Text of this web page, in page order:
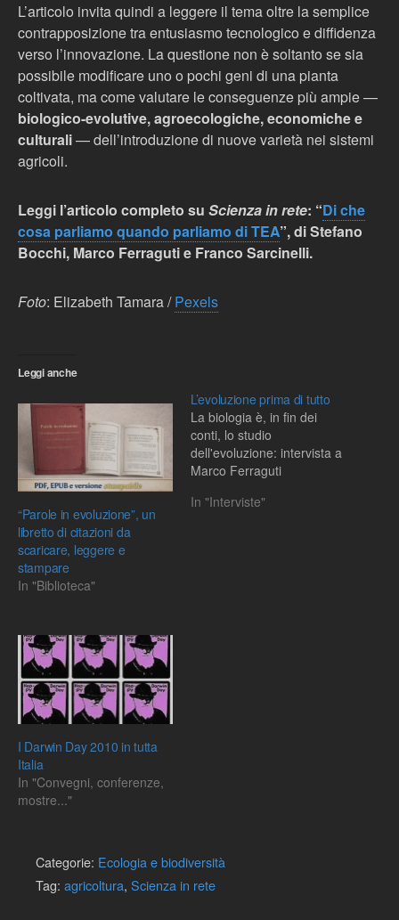
L’articolo invita quindi a leggere il tema oltre la semplice
contrapposizione tra entusiasmo tecnologico e diffidenza
verso l’innovazione. La questione non è soltanto se sia
possibile modificare uno o pochi geni di una pianta
coltivata, ma come valutare le conseguenze più ampie —
biologico-evolutive, agroecologiche, economiche e
culturali— dell’introduzione di nuove varietà nei sistemi
agricoli.
Leggi l’articolo completo su Scienza in rete: “Di che
cosa parliamo quando parliamo di TEA”, di Stefano
Bocchi, Marco Ferraguti e Franco Sarcinelli.
Foto: Elizabeth Tamara /Pexels
Leggi anche
“Parole in evoluzione”, un
libretto di citazioni da
scaricare, leggere e
stampare
In "Biblioteca"
L’evoluzione prima di tutto
La biologia è, in fin dei
conti, lo studio
dell'evoluzione: intervista a
Marco Ferraguti
In "Interviste"
I Darwin Day 2010 in tutta
Italia
In "Convegni, conferenze,
mostre..."
Categorie: Ecologia e biodiversità
Tag: agricoltura, Scienza in rete